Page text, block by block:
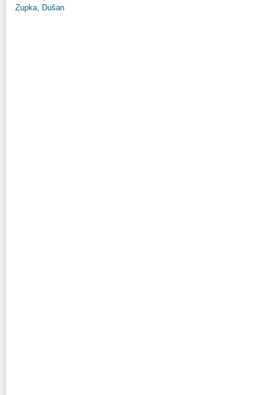
Zupka, Dušan